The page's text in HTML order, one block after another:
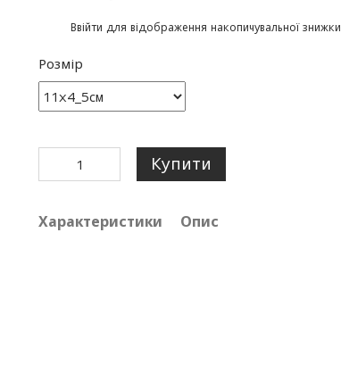
Ввійти для відображення накопичувальної знижки
Розмір
Купити
Характеристики Опис